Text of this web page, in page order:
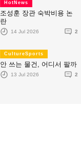
HotNews
조성훈 장관 숙박비용 논
란
14 Jul 2026 2
CultureSports
안 쓰는 물건, 어디서 팔까
13 Jul 2026 2